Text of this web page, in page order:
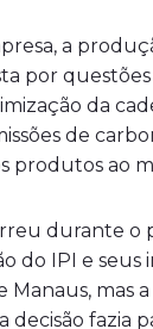
a
por questões
da
de
produtos ao
durante o
do IPI e seus
Manaus, mas
decisão fazia